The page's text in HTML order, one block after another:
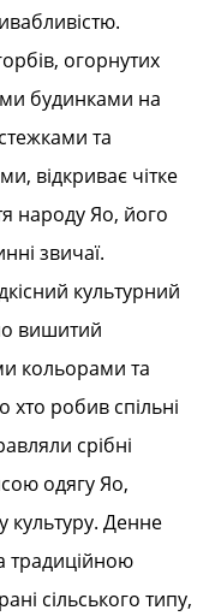
огорнутих
будинками на
та
відкриває чітке
народу Яо, його
звичаї.
культурний
вишитий
кольорами та
хто робив спільні
срібні
одягу Яо,
культуру. Денне
традиційною
сільського типу,